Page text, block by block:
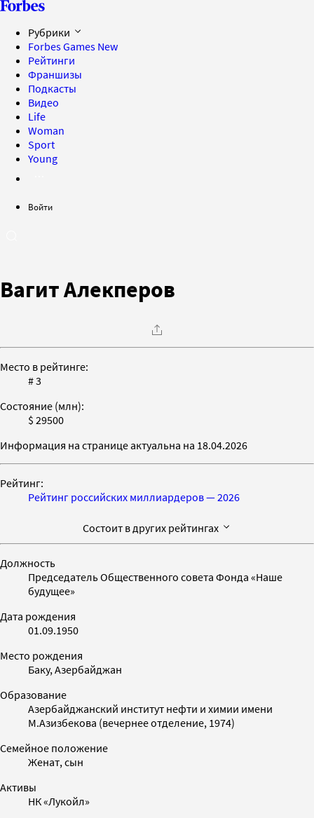
Рубрики
Forbes Games New
Рейтинги
Франшизы
Подкасты
Видео
Life
Woman
Sport
Young
Войти
Вагит Алекперов
Место в рейтинге:
# 3
Состояние (млн):
$ 29500
Информация на странице актуальна на 18.04.2026
Рейтинг:
Рейтинг российских миллиардеров — 2026
Состоит в других рейтингах
Должность
Председатель Общественного совета Фонда «Наше
будущее»
Дата рождения
01.09.1950
Место рождения
Баку, Азербайджан
Образование
Азербайджанский институт нефти и химии имени
М.Азизбекова (вечернее отделение, 1974)
Семейное положение
Женат, сын
Активы
НК «Лукойл»